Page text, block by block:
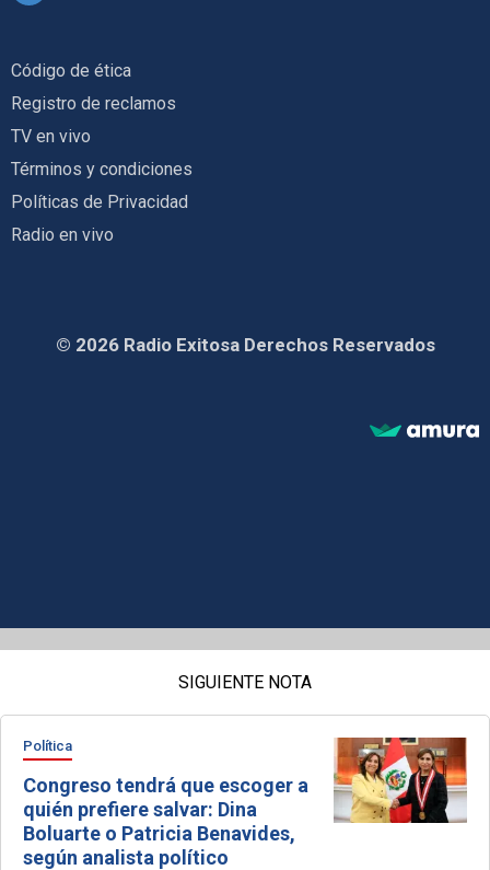
Código de ética
Registro de reclamos
TV en vivo
Términos y condiciones
Políticas de Privacidad
Radio en vivo
© 2026 Radio Exitosa Derechos Reservados
SIGUIENTE NOTA
Política
Congreso tendrá que escoger a
quién prefiere salvar: Dina
Boluarte o Patricia Benavides,
según analista político